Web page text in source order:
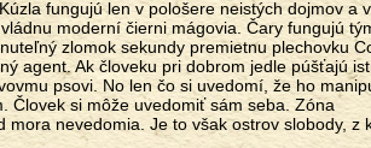
fungujú len v pološere neistých dojmov a
moderní čierni mágovia. Čary fungujú
zlomok sekundy premietnu plechovku
agent. Ak človeku pri dobrom jedle púšťajú
psovi. No len čo si uvedomí, že ho
Človek si môže uvedomiť sám seba. Zóna
nevedomia. Je to však ostrov slobody, z